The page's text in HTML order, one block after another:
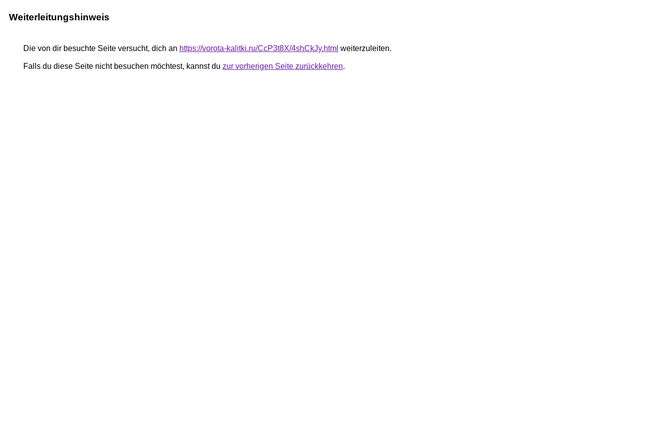
Weiterleitungshinweis
Die von dir besuchte Seite versucht, dich an https://vorota-kalitki.ru/CcP3t8X/4shCkJy.html weiterzuleiten.
Falls du diese Seite nicht besuchen möchtest, kannst du zur vorherigen Seite zurückkehren.